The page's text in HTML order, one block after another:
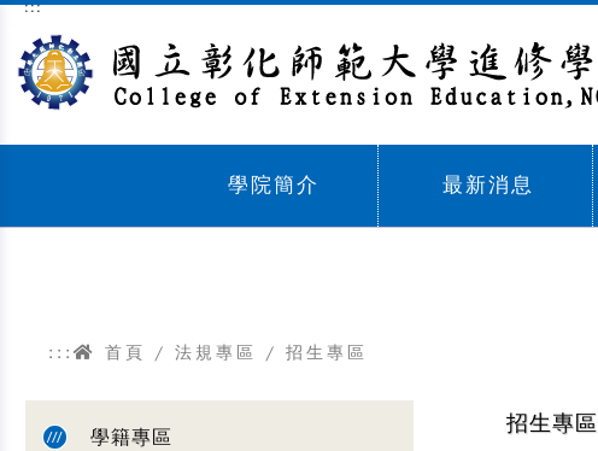
跳到主要內容區塊
:::
學院簡介 最新消息
::: 首頁 / 法規專區 / 招生專區
學籍專區
招生專區